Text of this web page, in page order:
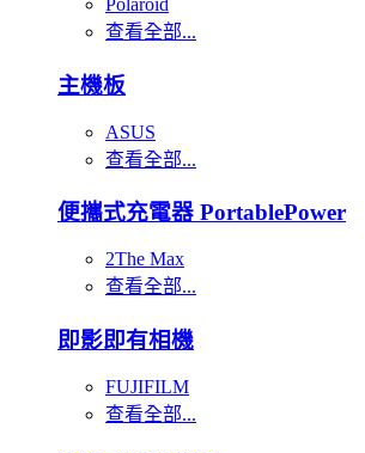
Polaroid
查看全部...
主機板
ASUS
查看全部...
便攜式充電器 PortablePower
2The Max
查看全部...
即影即有相機
FUJIFILM
查看全部...